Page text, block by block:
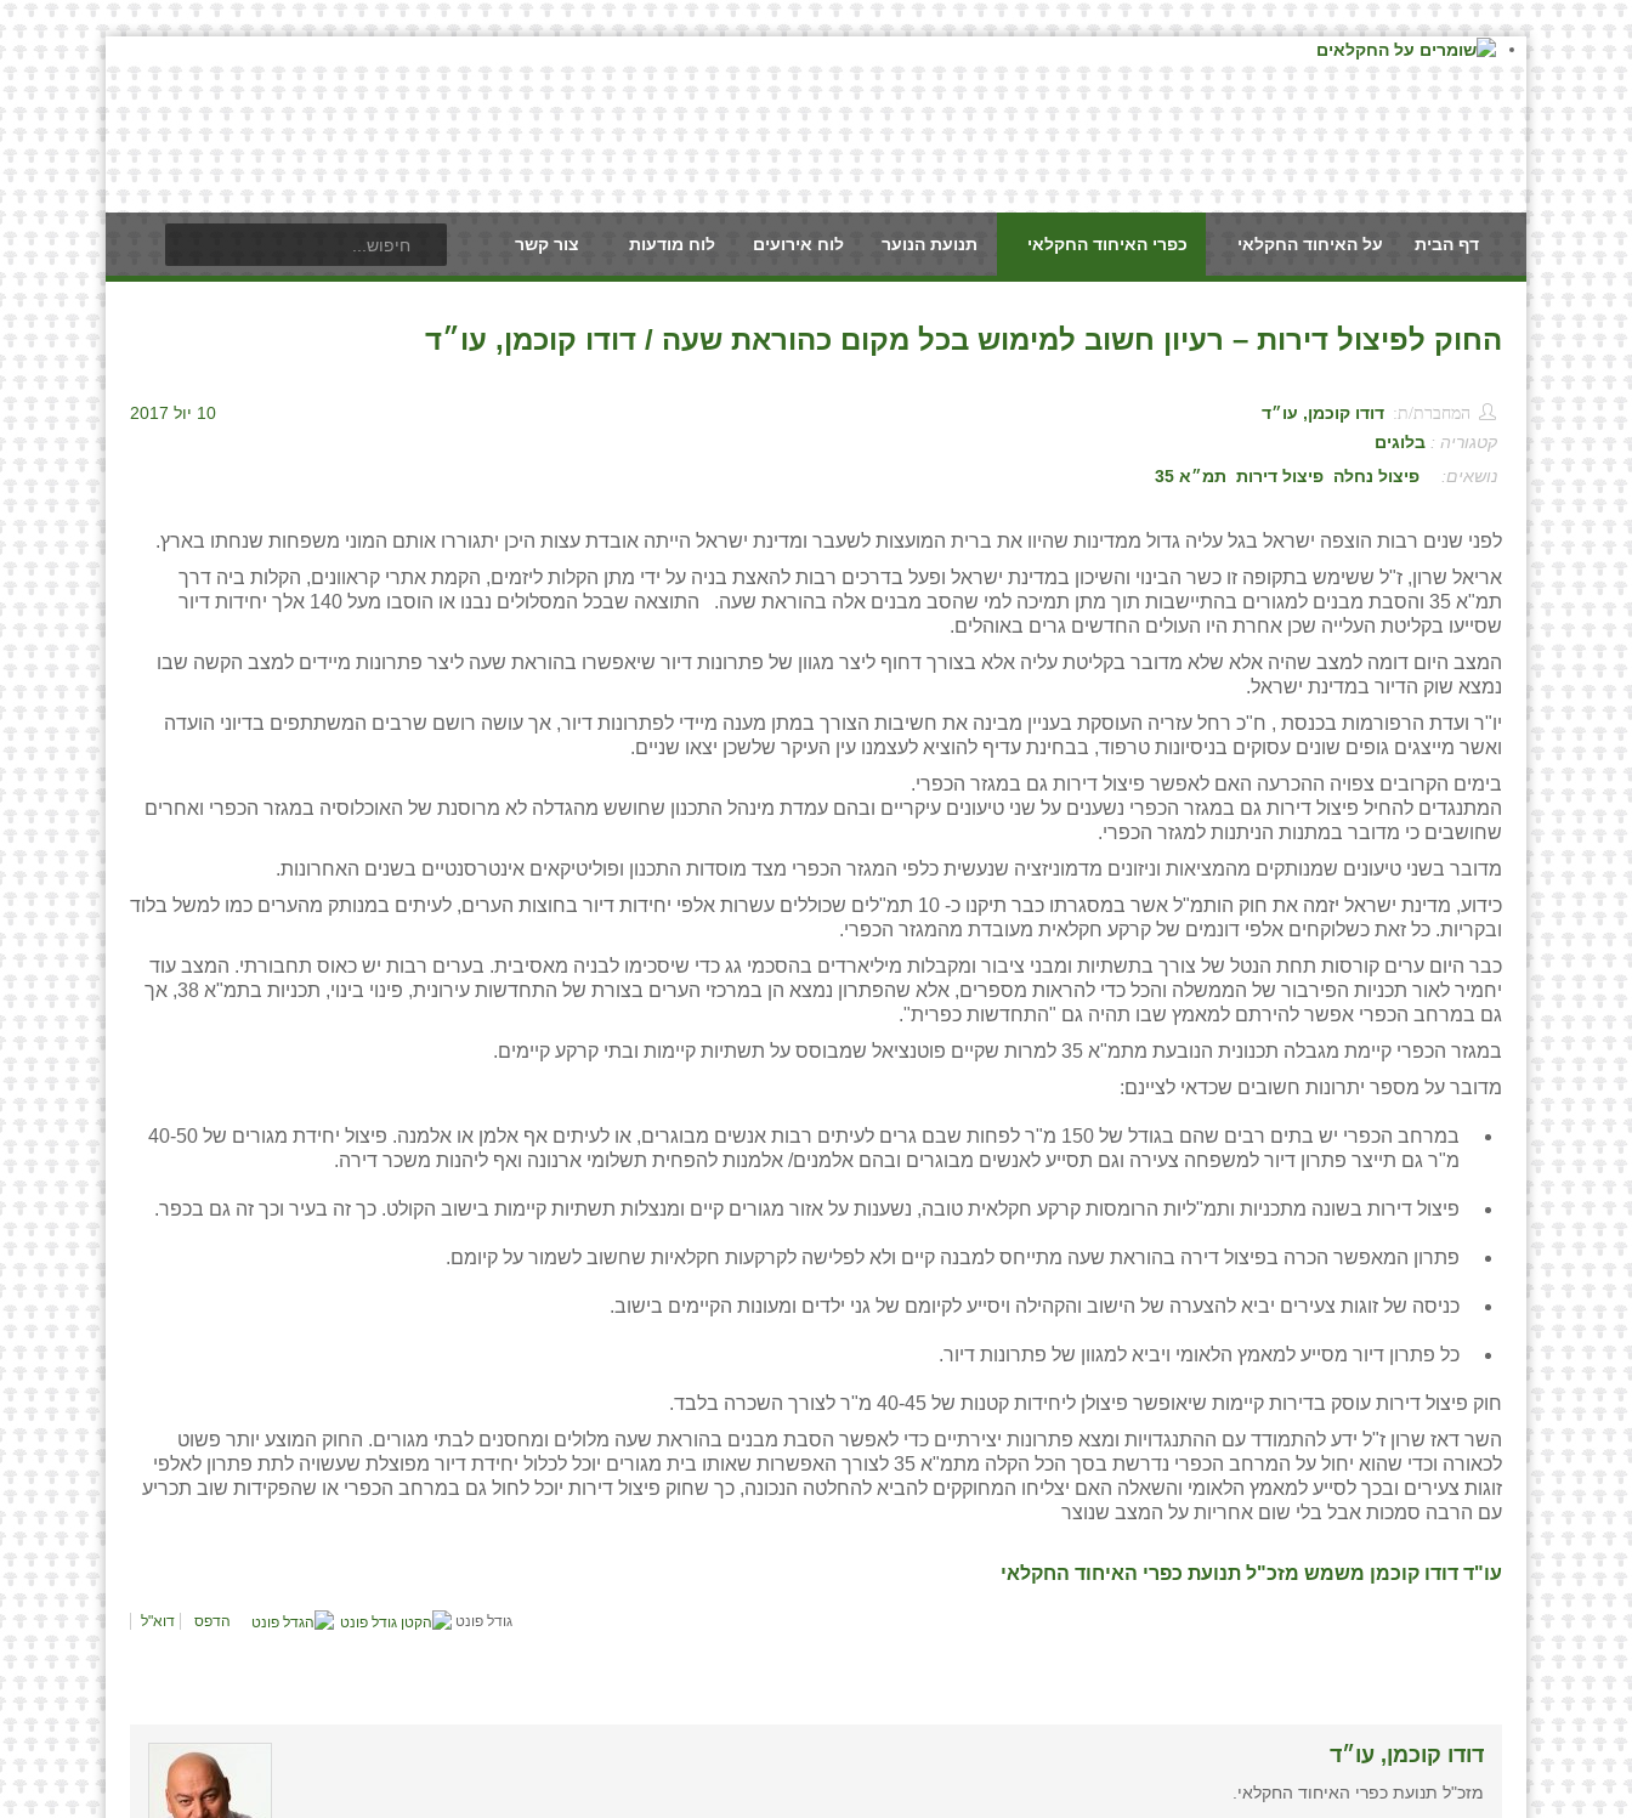
דף הבית על האיחוד החקלאי כפרי האיחוד החקלאי תנועת הנוער לוח אירועים לוח מודעות צור קשר
החוק לפיצול דירות – רעיון חשוב למימוש בכל מקום כהוראת שעה / דודו קוכמן, עו״ד
10 יול 2017 המחברת/ת: דודו קוכמן, עו״ד
קטגוריה : בלוגים
:
פיצול נחלה פיצול דירות תמ״א 35
לפני שנים רבות הוצפה ישראל בגל עליה גדול ממדינות שהיוו את ברית המועצות לשעבר ומדינת ישראל הייתה אובדת עצות היכן יתגוררו אותם המוני משפחות שנחתו בארץ.
אריאל שרון, ז"ל ששימש בתקופה זו כשר הבינוי והשיכון במדינת ישראל ופעל בדרכים רבות להאצת בניה על ידי מתן הקלות ליזמים, הקמת אתרי קראוונים, הקלות ביה דרך
תמ"א 35 והסבת מבנים למגורים בהתיישבות תוך מתן תמיכה למי שהסב מבנים אלה בהוראת שעה. התוצאה שבכל המסלולים נבנו או הוסבו מעל 140 אלך יחידות דיור
שסייעו בקליטת העלייה שכן אחרת היו העולים החדשים גרים באוהלים.
המצב היום דומה למצב שהיה אלא שלא מדובר בקליטת עליה אלא בצורך דחוף ליצר מגוון של פתרונות דיור שיאפשרו בהוראת שעה ליצר פתרונות מיידים למצב הקשה שבו
נמצא שוק הדיור במדינת ישראל.
יו"ר ועדת הרפורמות בכנסת , ח"כ רחל עזריה העוסקת בעניין מבינה את חשיבות הצורך במתן מענה מיידי לפתרונות דיור, אך עושה רושם שרבים המשתתפים בדיוני הועדה
ואשר מייצגים גופים שונים עסוקים בניסיונות טרפוד, בבחינת עדיף להוציא לעצמנו עין העיקר שלשכן יצאו שניים.
בימים הקרובים צפויה ההכרעה האם לאפשר פיצול דירות גם במגזר הכפרי.
המתנגדים להחיל פיצול דירות גם במגזר הכפרי נשענים על שני טיעונים עיקריים ובהם עמדת מינהל התכנון שחושש מהגדלה לא מרוסנת של האוכלוסיה במגזר הכפרי ואחרים
שחושבים כי מדובר במתנות הניתנות למגזר הכפרי.
מדובר בשני טיעונים שמנותקים מהמציאות וניזונים מדמוניזציה שנעשית כלפי המגזר הכפרי מצד מוסדות התכנון ופוליטיקאים אינטרסנטיים בשנים האחרונות.
כידוע, מדינת ישראל יזמה את חוק הותמ"ל אשר במסגרתו כבר תיקנו כ- 10 תמ"לים שכוללים עשרות אלפי יחידות דיור בחוצות הערים, לעיתים במנותק מהערים כמו למשל בלוד
ובקריות. כל זאת כשלוקחים אלפי דונמים של קרקע חקלאית מעובדת מהמגזר הכפרי.
כבר היום ערים קורסות תחת הנטל של צורך בתשתיות ומבני ציבור ומקבלות מיליארדים בהסכמי גג כדי שיסכימו לבניה מאסיבית. בערים רבות יש כאוס תחבורתי. המצב עוד
יחמיר לאור תכניות הפירבור של הממשלה והכל כדי להראות מספרים, אלא שהפתרון נמצא הן במרכזי הערים בצורת של התחדשות עירונית, פינוי בינוי, תכניות בתמ"א 38, אך
גם במרחב הכפרי אפשר להירתם למאמץ שבו תהיה גם "התחדשות כפרית".
במגזר הכפרי קיימת מגבלה תכנונית הנובעת מתמ"א 35 למרות שקיים פוטנציאל שמבוסס על תשתיות קיימות ובתי קרקע קיימים.
מדובר על מספר יתרונות חשובים שכדאי לציינם:
במרחב הכפרי יש בתים רבים שהם בגודל של 150 מ"ר לפחות שבם גרים לעיתים רבות אנשים מבוגרים, או לעיתים אף אלמן או אלמנה. פיצול יחידת מגורים של 40-50
מ"ר גם תייצר פתרון דיור למשפחה צעירה וגם תסייע לאנשים מבוגרים ובהם אלמנים/ אלמנות להפחית תשלומי ארנונה ואף ליהנות משכר דירה.
פיצול דירות בשונה מתכניות ותמ"ליות הרומסות קרקע חקלאית טובה, נשענות על אזור מגורים קיים ומנצלות תשתיות קיימות בישוב הקולט. כך זה בעיר וכך זה גם בכפר.
פתרון המאפשר הכרה בפיצול דירה בהוראת שעה מתייחס למבנה קיים ולא לפלישה לקרקעות חקלאיות שחשוב לשמור על קיומם.
כניסה של זוגות צעירים יביא להצערה של הישוב והקהילה ויסייע לקיומם של גני ילדים ומעונות הקיימים בישוב.
כל פתרון דיור מסייע למאמץ הלאומי ויביא למגוון של פתרונות דיור.
חוק פיצול דירות עוסק בדירות קיימות שיאופשר פיצולן ליחידות קטנות של 40-45 מ"ר לצורך השכרה בלבד.
השר דאז שרון ז"ל ידע להתמודד עם ההתנגדויות ומצא פתרונות יצירתיים כדי לאפשר הסבת מבנים בהוראת שעה מלולים ומחסנים לבתי מגורים. החוק המוצע יותר פשוט
לכאורה וכדי שהוא יחול על המרחב הכפרי נדרשת בסך הכל הקלה מתמ"א 35 לצורך האפשרות שאותו בית מגורים יוכל לכלול יחידת דיור מפוצלת שעשויה לתת פתרון לאלפי
זוגות צעירים ובכך לסייע למאמץ הלאומי והשאלה האם יצליחו המחוקקים להביא להחלטה הנכונה, כך שחוק פיצול דירות יוכל לחול גם במרחב הכפרי או שהפקידות שוב תכריע
עם הרבה סמכות אבל בלי שום אחריות על המצב שנוצר
עו"ד דודו קוכמן משמש מזכ"ל תנועת כפרי האיחוד החקלאי
גודל פונט הדפס דוא"ל
דודו קוכמן, עו״ד
מזכ"ל תנועת כפרי האיחוד החקלאי.